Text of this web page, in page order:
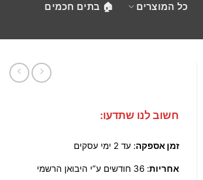
כל המוצרים
🏠 בתים חכמים
חשוב לנו שתדעו:
זמן אספקה: עד 2 ימי עסקים
אחריות: 36 חודשים ע”י היבואן הרשמי